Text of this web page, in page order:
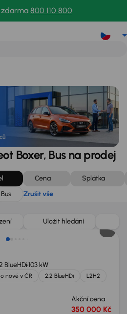
800 110 800
Boxer, Bus na prodej
Cena
Splátka
Bus Zrušit vše
Uložit hledání
BlueHDi103 kW
nové v ČR 2.2 BlueHDi
L2H2
Akční cena
350 000 Kč